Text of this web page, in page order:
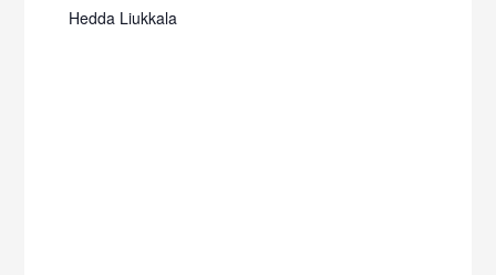
Hedda Liukkala